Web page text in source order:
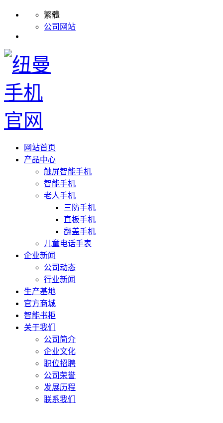
繁體
公司网站
网站首页
产品中心
触屏智能手机
智能手机
老人手机
三防手机
直板手机
翻盖手机
儿童电话手表
企业新闻
公司动态
行业新闻
生产基地
官方商城
智能书柜
关于我们
公司简介
企业文化
职位招聘
公司荣誉
发展历程
联系我们